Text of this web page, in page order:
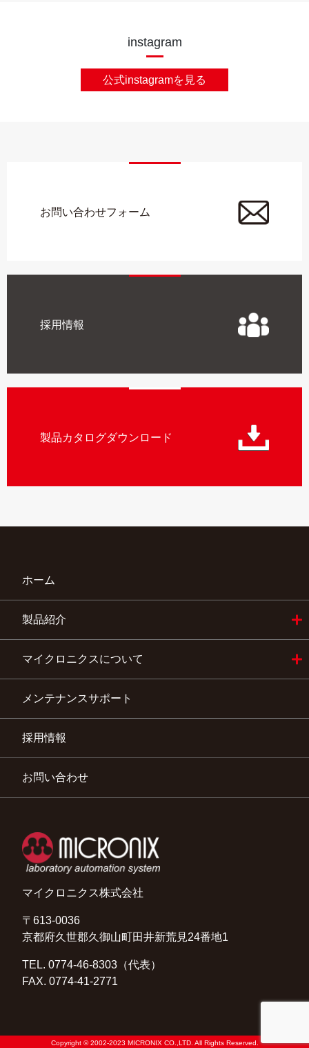
instagram
公式instagramを見る
お問い合わせフォーム
採用情報
製品カタログダウンロード
マイクロニクス株式会社
〒613-0036
京都府久世郡久御山町田井新荒見24番地1
TEL. 0774-46-8303（代表）
FAX. 0774-41-2771
ホーム
製品紹介
自動培養関連機器
創薬関連機器
環境水質測定機器
産学関連機器
品質管理室・検査室の自動化機器
マイクロニクスについて
会社概要
社長挨拶
事業内容
アクセス地図
メンテナンスサポート
採用情報
お問い合わせ
Copyright © 2002-2023 MICRONIX CO.,LTD. All Rights Reserved.